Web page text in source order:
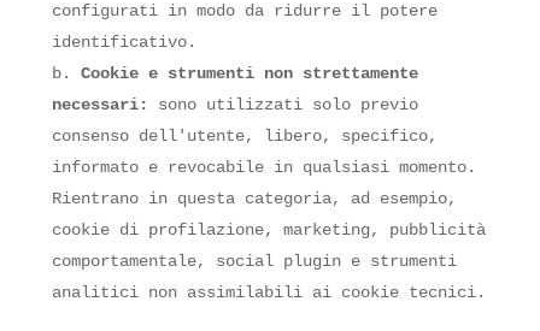
configurati in modo da ridurre il potere
identificativo.
Cookie e strumenti non strettamente
necessari: sono utilizzati solo previo
consenso dell'utente, libero, specifico,
informato e revocabile in qualsiasi momento.
Rientrano in questa categoria, ad esempio,
cookie di profilazione, marketing, pubblicità
comportamentale, social plugin e strumenti
analitici non assimilabili ai cookie tecnici.